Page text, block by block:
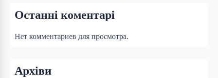
Останні коментарі
Нет комментариев для просмотра.
Архіви